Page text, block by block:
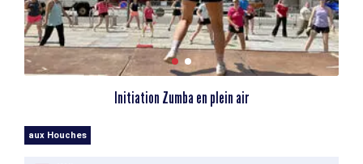
Initiation Zumba en plein air
aux Houches